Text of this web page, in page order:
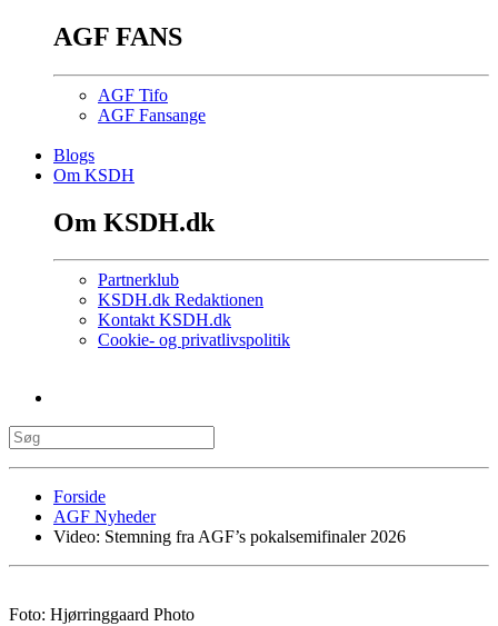
AGF FANS
AGF Tifo
AGF Fansange
Blogs
Om KSDH
Om KSDH.dk
Partnerklub
KSDH.dk Redaktionen
Kontakt KSDH.dk
Cookie- og privatlivspolitik
Forside
AGF Nyheder
Video: Stemning fra AGF’s pokalsemifinaler 2026
Foto: Hjørringgaard Photo